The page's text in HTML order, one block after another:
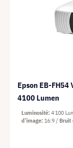
Epson EB-
4100 Lumen
Luminosité 4 100
d’image 16:9 Bruit